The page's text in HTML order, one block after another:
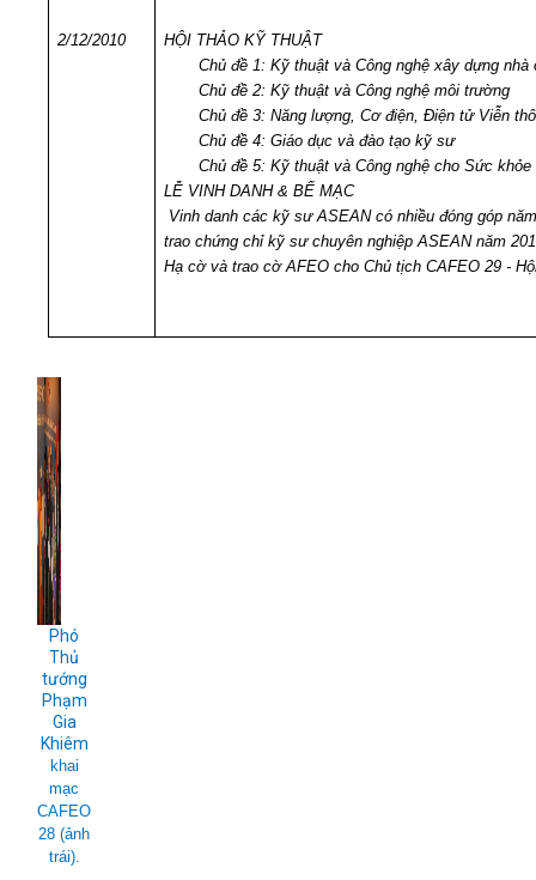
2/12/2010
HỘI THẢO KỸ THUẬT
Chủ đề 1: Kỹ thuật và Công nghệ xây dựng
Chủ đề 2: Kỹ thuật và Công nghệ môi trường
Chủ đề 3: Năng lượng, Cơ điện, Điện tử Viễn
Chủ đề 4: Giáo dục và đào tạo kỹ sư
Chủ đề 5: Kỹ thuật và Công nghệ cho Sức
LỄ VINH DANH & BẾ MẠC
Vinh danh các kỹ sư ASEAN có nhiều đóng góp
trao chứng chỉ kỹ sư chuyên nghiệp ASEAN năm
Hạ cờ và trao cờ AFEO cho Chủ tịch CAFEO 29 -
Phó
Thủ
tướng
Phạm
Gia
Khiêm
khai
mạc
CAFEO
28 (ảnh
trái).